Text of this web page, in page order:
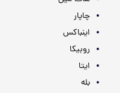
چاپار
اینباکس
روبیکا
ایتا
بله